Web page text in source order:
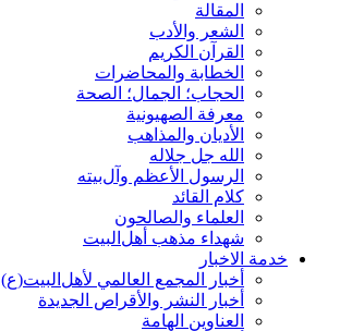
المقالة
الشعر والأدب
القرآن الکریم
الخطابة والمحاضرات
الحجاب؛ الجمال؛ الصحة
معرفة الصهيونية
الأديان والمذاهب
الله جل جلاله
الرسول الأعظم وآل‌بیته
کلام القائد
العلماء والصالحون
شهداء مذهب أهل‌‏البیت
خدمة الاخبار
أخبار المجمع العالمي لأهل‌البيت(ع)
أخبار النشر والأقراص الجديدة
العناوين الهامة